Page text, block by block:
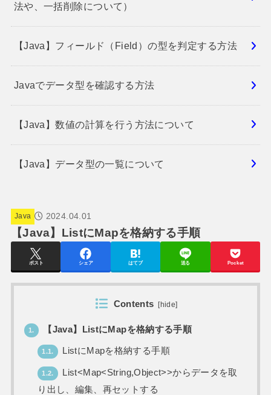
法や、一括削除について）
【Java】フィールド（Field）の型を判定する方法
Javaでデータ型を確認する方法
【Java】数値の計算を行う方法について
【Java】データ型の一覧について
Java 2024.04.01
【Java】ListにMapを格納する手順
ポスト シェア はてブ 送る Pocket
Contents [hide]
1. 【Java】ListにMapを格納する手順
1.1. ListにMapを格納する手順
1.2.
List<Map<String,Object>>からデータを取
り出し、編集、再セットする